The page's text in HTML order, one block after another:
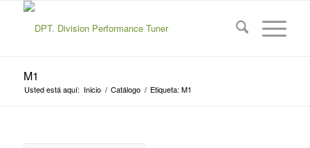
M1
Usted está aquí: Inicio / Catálogo / Etiqueta: M1